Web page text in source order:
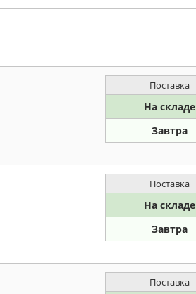
Поставка
На складе
Завтра
Поставка
На складе
Завтра
Поставка